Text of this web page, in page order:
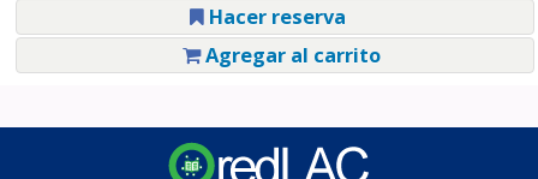
Hacer reserva
Agregar al carrito